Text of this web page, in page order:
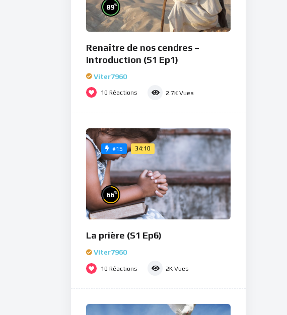
89%
Renaître de nos cendres –
Introduction (S1 Ep1)
Viter7960
10 Réactions 2.7K Vues
#15 34:10
66%
La prière (S1 Ep6)
Viter7960
10 Réactions 2K Vues